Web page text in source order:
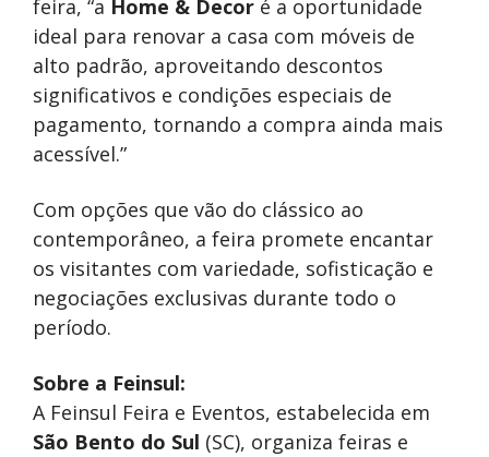
feira, “a Home & Decor é a oportunidade
ideal para renovar a casa com móveis de
alto padrão, aproveitando descontos
significativos e condições especiais de
pagamento, tornando a compra ainda mais
acessível.”
Com opções que vão do clássico ao
contemporâneo, a feira promete encantar
os visitantes com variedade, sofisticação e
negociações exclusivas durante todo o
período.
Sobre a Feinsul:
A Feinsul Feira e Eventos, estabelecida em
São Bento do Sul (SC), organiza feiras e